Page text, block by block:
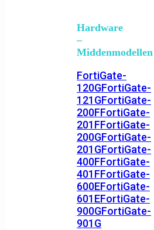
Hardware
–
Middenmodellen
FortiGate-
120GFortiGate-
121GFortiGate-
200FFortiGate-
201FFortiGate-
200GFortiGate-
201GFortiGate-
400FFortiGate-
401FFortiGate-
600EFortiGate-
601EFortiGate-
900GFortiGate-
901G